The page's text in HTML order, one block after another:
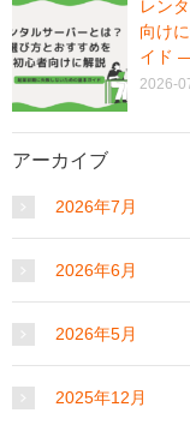
レン
向け
イド
2026-
アーカイブ
2026年7月
2026年6月
2026年5月
2025年12月